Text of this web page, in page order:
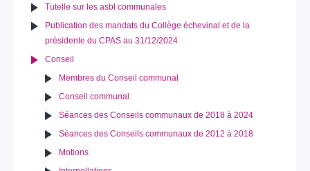
Tutelle sur les asbl communales
Publication des mandats du Collège échevinal et de la
présidente du CPAS au 31/12/2024
Conseil
Membres du Conseil communal
Conseil communal
Séances des Conseils communaux de 2018 à 2024
Séances des Conseils communaux de 2012 à 2018
Motions